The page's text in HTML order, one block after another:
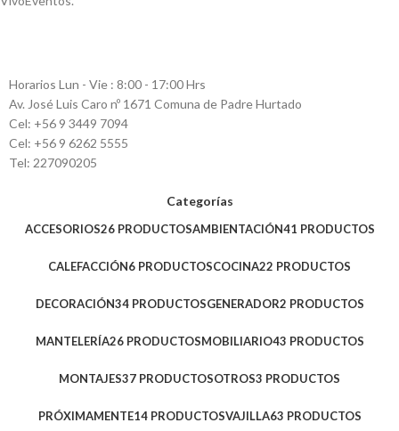
Horarios Lun - Vie : 8:00 - 17:00 Hrs
Av. José Luis Caro nº 1671 Comuna de Padre Hurtado
Cel: +56 9 3449 7094
Cel: +56 9 6262 5555
Tel: 227090205
Categorías
ACCESORIOS26 PRODUCTOSAMBIENTACIÓN41 PRODUCTOS
CALEFACCIÓN6 PRODUCTOSCOCINA22 PRODUCTOS
DECORACIÓN34 PRODUCTOSGENERADOR2 PRODUCTOS
MANTELERÍA26 PRODUCTOSMOBILIARIO43 PRODUCTOS
MONTAJES37 PRODUCTOSOTROS3 PRODUCTOS
PRÓXIMAMENTE14 PRODUCTOSVAJILLA63 PRODUCTOS